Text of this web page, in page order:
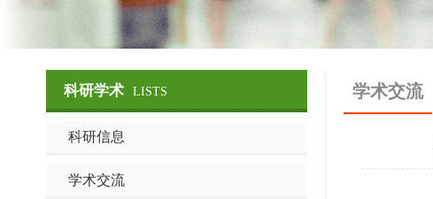
科研学术 LISTS
科研信息
学术交流
学术交流